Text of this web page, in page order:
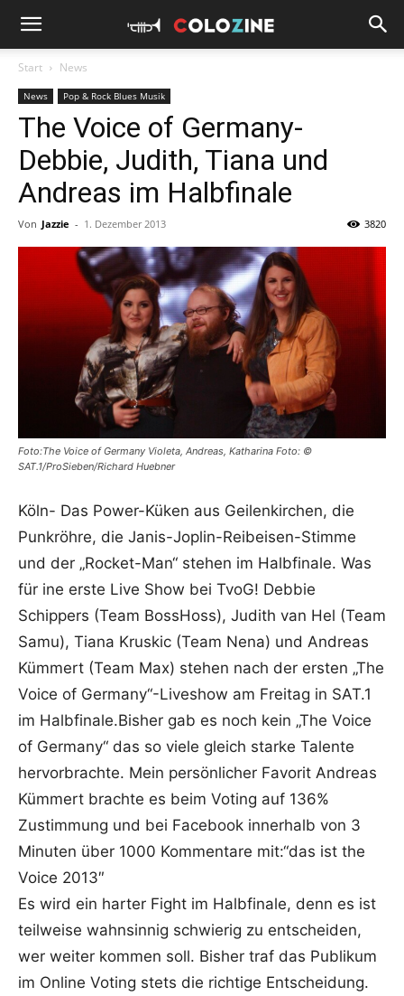
Start News
News Pop & Rock Blues Musik
The Voice of Germany-
Debbie, Judith, Tiana und
Andreas im Halbfinale
Von Jazzie - 1. Dezember 2013 3820
Foto:The Voice of Germany Violeta, Andreas, Katharina Foto: ©
SAT.1/ProSieben/Richard Huebner
Köln- Das Power-Küken aus Geilenkirchen, die
Punkröhre, die Janis-Joplin-Reibeisen-Stimme
und der „Rocket-Man“ stehen im Halbfinale. Was
für ine erste Live Show bei TvoG! Debbie
Schippers (Team BossHoss), Judith van Hel (Team
Samu), Tiana Kruskic (Team Nena) und Andreas
Kümmert (Team Max) stehen nach der ersten „The
Voice of Germany“-Liveshow am Freitag in SAT.1
im Halbfinale.Bisher gab es noch kein „The Voice
of Germany“ das so viele gleich starke Talente
hervorbrachte. Mein persönlicher Favorit Andreas
Kümmert brachte es beim Voting auf 136%
Zustimmung und bei Facebook innerhalb von 3
Minuten über 1000 Kommentare mit:“das ist the
Voice 2013″
Es wird ein harter Fight im Halbfinale, denn es ist
teilweise wahnsinnig schwierig zu entscheiden,
wer weiter kommen soll. Bisher traf das Publikum
im Online Voting stets die richtige Entscheidung.